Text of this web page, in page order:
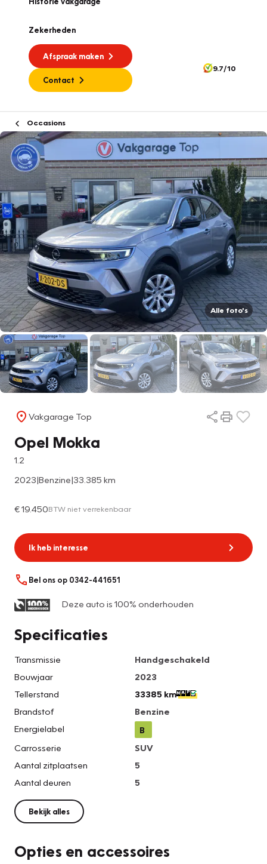
Zekerheden
Afspraak maken
Contact
9.7/10
Occasions
Alle foto's
Vakgarage Top
Opel Mokka
1.2
2023|Benzine|33.385 km
€ 19.450BTW niet verrekenbaar
Ik heb interesse
Bel ons op 0342-441651
Deze auto is 100% onderhouden
Specificaties
Transmissie
Handgeschakeld
Bouwjaar
2023
Tellerstand
33385 km
Brandstof
Benzine
Energielabel
B
Carrosserie
SUV
Aantal zitplaatsen
5
Aantal deuren
5
Bekijk alles
Opties en accessoires